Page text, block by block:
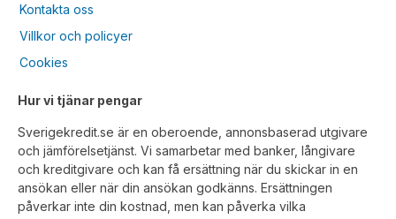
Kontakta oss
Villkor och policyer
Cookies
Hur vi tjänar pengar
Sverigekredit.se är en oberoende, annonsbaserad utgivare
och jämförelsetjänst. Vi samarbetar med banker, långivare
och kreditgivare och kan få ersättning när du skickar in en
ansökan eller när din ansökan godkänns. Ersättningen
påverkar inte din kostnad, men kan påverka vilka